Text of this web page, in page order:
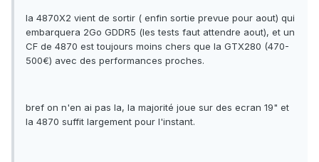
la 4870X2 vient de sortir ( enfin sortie prevue pour aout) qui
embarquera 2Go GDDR5 (les tests faut attendre aout), et un
CF de 4870 est toujours moins chers que la GTX280 (470-
500€) avec des performances proches.
bref on n'en ai pas la, la majorité joue sur des ecran 19" et
la 4870 suffit largement pour l'instant.